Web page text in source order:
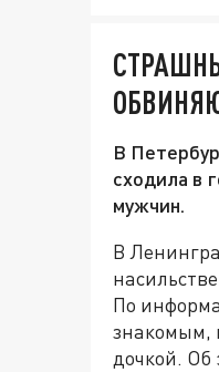
В
сходила в
мужчин.
В
По
знакомым,
дочкой. Об